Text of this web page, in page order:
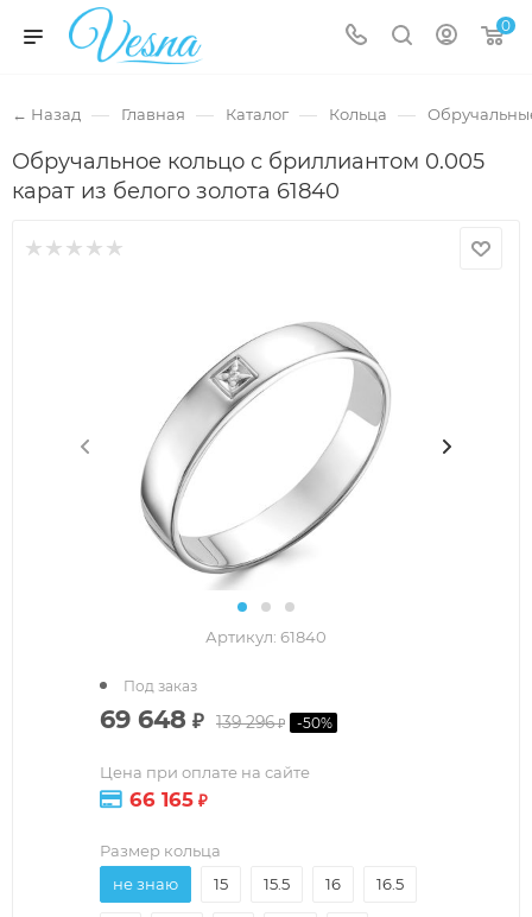
0
← Назад — Главная — Каталог — Кольца —
Обручальное кольцо с бриллиантом 0.005
карат из белого золота 61840
Артикул: 61840
69 648 ₽ 139 296₽ -50%
Цена при оплате на сайте
66 165 ₽
Под заказ
Размер кольца
не знаю
15 15.5 16 16.5